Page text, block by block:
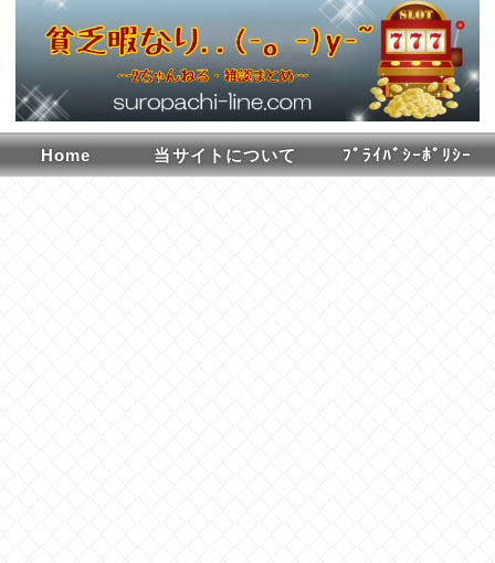
Home 当サイトについて ﾌﾟﾗｲﾊﾞｼｰﾎﾟﾘｼｰ